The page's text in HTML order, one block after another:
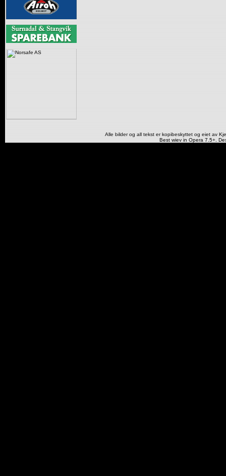
Alle bilder og all tekst er kopibeskyttet og eiet av
Best wiev in Opera 7.5+.